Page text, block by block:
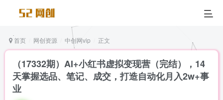
首页 网创资源 中创网vip 正文
（17332期）AI+小红书虚拟变现营（完结），14
天掌握选品、笔记、成交，打造自动化月入2w+事
业